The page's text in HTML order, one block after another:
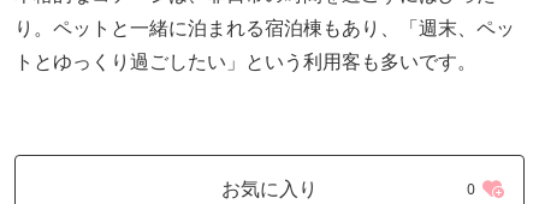
り。ペットと一緒に泊まれる宿泊棟もあり、「週末、ペッ
トとゆっくり過ごしたい」という利用客も多いです。
お気に入り 0